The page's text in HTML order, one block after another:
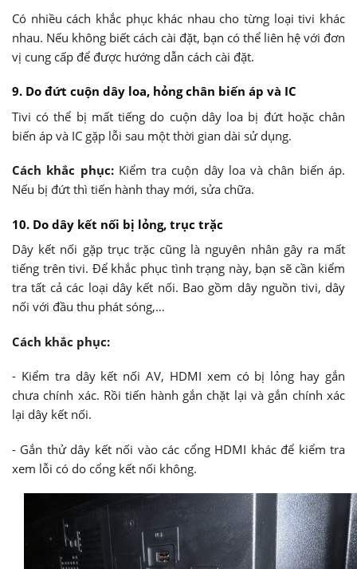
Có nhiều cách khắc phục khác nhau cho từng loại tivi khác
nhau. Nếu không biết cách cài đặt, bạn có thể liên hệ với đơn
vị cung cấp để được hướng dẫn cách cài đặt.
9. Do đứt cuộn dây loa, hỏng chân biến áp và IC
Tivi có thể bị mất tiếng do cuộn dây loa bị đứt hoặc chân
biến áp và IC gặp lỗi sau một thời gian dài sử dụng.
Cách khắc phục: Kiểm tra cuộn dây loa và chân biến áp.
Nếu bị đứt thì tiến hành thay mới, sửa chữa.
10. Do dây kết nối bị lỏng, trục trặc
Dây kết nối gặp trục trặc cũng là nguyên nhân gây ra mất
tiếng trên tivi. Để khắc phục tình trạng này, bạn sẽ cần kiểm
tra tất cả các loại dây kết nối. Bao gồm dây nguồn tivi, dây
nối với đầu thu phát sóng,…
Cách khắc phục:
- Kiểm tra dây kết nối AV, HDMI xem có bị lỏng hay gắn
chưa chính xác. Rồi tiến hành gắn chặt lại và gắn chính xác
lại dây kết nối.
- Gắn thử dây kết nối vào các cổng HDMI khác để kiểm tra
xem lỗi có do cổng kết nối không.